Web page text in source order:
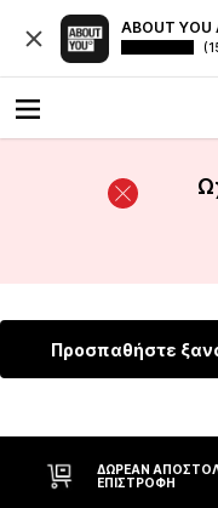
ABOUT YOU
Προσπαθήστε
ΔΩΡΕΆΝ
ΕΠΙΣΤΡΟΦΉ